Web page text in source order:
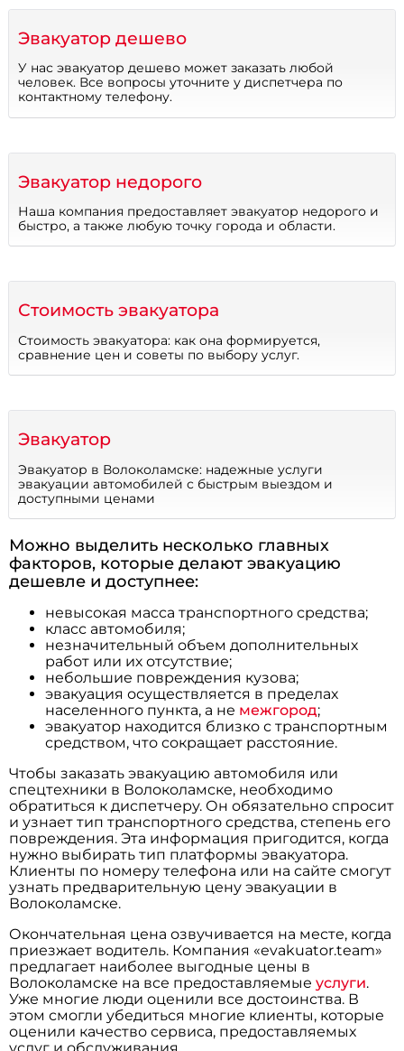
Эвакуатор дешево
У нас эвакуатор дешево может заказать любой
человек. Все вопросы уточните у диспетчера по
контактному телефону.
Эвакуатор недорого
Наша компания предоставляет эвакуатор недорого и
быстро, а также любую точку города и области.
Стоимость эвакуатора
Стоимость эвакуатора: как она формируется,
сравнение цен и советы по выбору услуг.
Эвакуатор
Эвакуатор в Волоколамске: надежные услуги
эвакуации автомобилей с быстрым выездом и
доступными ценами
Можно выделить несколько главных
факторов, которые делают эвакуацию
дешевле и доступнее:
невысокая масса транспортного средства;
класс автомобиля;
незначительный объем дополнительных
работ или их отсутствие;
небольшие повреждения кузова;
эвакуация осуществляется в пределах
населенного пункта, а не межгород;
эвакуатор находится близко с транспортным
средством, что сокращает расстояние.
Чтобы заказать эвакуацию автомобиля или
спецтехники в Волоколамске, необходимо
обратиться к диспетчеру. Он обязательно спросит
и узнает тип транспортного средства, степень его
повреждения. Эта информация пригодится, когда
нужно выбирать тип платформы эвакуатора.
Клиенты по номеру телефона или на сайте смогут
узнать предварительную цену эвакуации в
Волоколамске.
Окончательная цена озвучивается на месте, когда
приезжает водитель. Компания «evakuator.team»
предлагает наиболее выгодные цены в
Волоколамске на все предоставляемыеуслуги.
Уже многие люди оценили все достоинства. В
этом смогли убедиться многие клиенты, которые
оценили качество сервиса, предоставляемых